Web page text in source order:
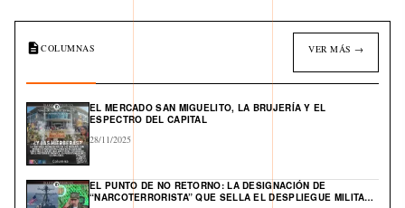
COLUMNAS VER MÁS →
EL MERCADO SAN MIGUELITO, LA BRUJERÍA Y EL
ESPECTRO DEL CAPITAL
28/11/2025
EL PUNTO DE NO RETORNO: LA DESIGNACIÓN DE
“NARCOTERRORISTA” QUE SELLA EL DESPLIEGUE MILITAR